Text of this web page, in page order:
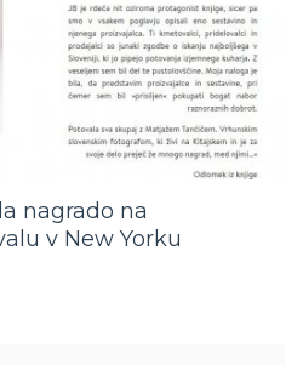
nagrado na
v New Yorku